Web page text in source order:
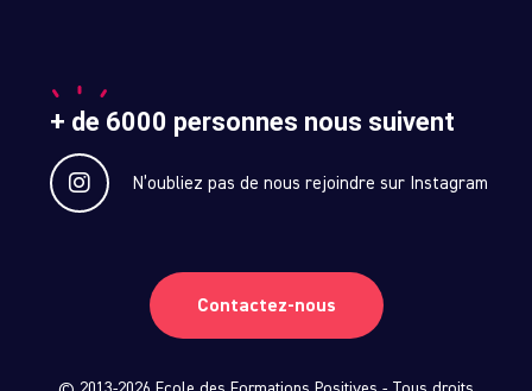
+ de 6000 personnes nous suivent
N’oubliez pas de nous rejoindre sur Instagram
Contactez-nous